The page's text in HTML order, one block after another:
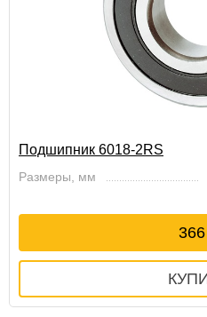
Подшипник 6018-2RS
Размеры, мм
366